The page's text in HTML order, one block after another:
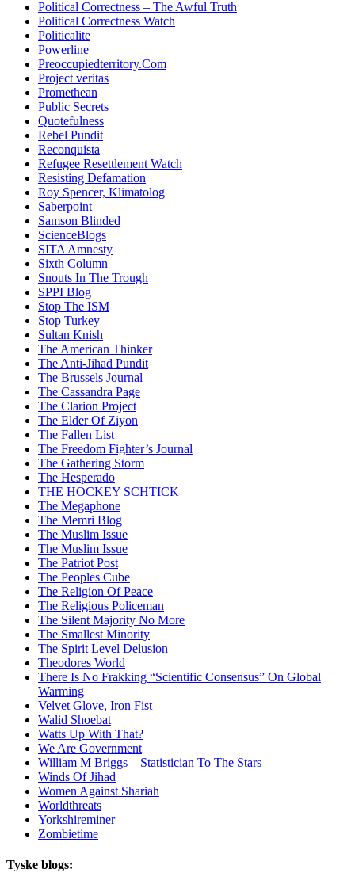
Political Correctness – The Awful Truth
Political Correctness Watch
Politicalite
Powerline
Preoccupiedterritory.Com
Project veritas
Promethean
Public Secrets
Quotefulness
Rebel Pundit
Reconquista
Refugee Resettlement Watch
Resisting Defamation
Roy Spencer, Klimatolog
Saberpoint
Samson Blinded
ScienceBlogs
SITA Amnesty
Sixth Column
Snouts In The Trough
SPPI Blog
Stop The ISM
Stop Turkey
Sultan Knish
The American Thinker
The Anti-Jihad Pundit
The Brussels Journal
The Cassandra Page
The Clarion Project
The Elder Of Ziyon
The Fallen List
The Freedom Fighter’s Journal
The Gathering Storm
The Hesperado
THE HOCKEY SCHTICK
The Megaphone
The Memri Blog
The Muslim Issue
The Muslim Issue
The Patriot Post
The Peoples Cube
The Religion Of Peace
The Religious Policeman
The Silent Majority No More
The Smallest Minority
The Spirit Level Delusion
Theodores World
There Is No Frakking “Scientific Consensus” On Global
Warming
Velvet Glove, Iron Fist
Walid Shoebat
Watts Up With That?
We Are Government
William M Briggs – Statistician To The Stars
Winds Of Jihad
Women Against Shariah
Worldthreats
Yorkshireminer
Zombietime
Tyske blogs: